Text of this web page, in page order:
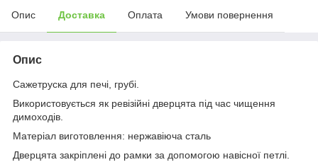
Опис Доставка Оплата Умови повернення
Опис
Сажетруска для печі, грубі.
Використовується як ревізійні дверцята під час чищення
димоходів.
Матеріал виготовлення: нержавіюча сталь
Дверцята закріплені до рамки за допомогою навісної петлі.